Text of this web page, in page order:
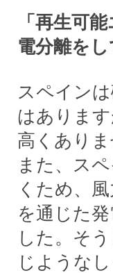
「再生可
電分離を
スペイン
はありま
高くありま
また、ス
くため、
を通じた
した。そ
じような